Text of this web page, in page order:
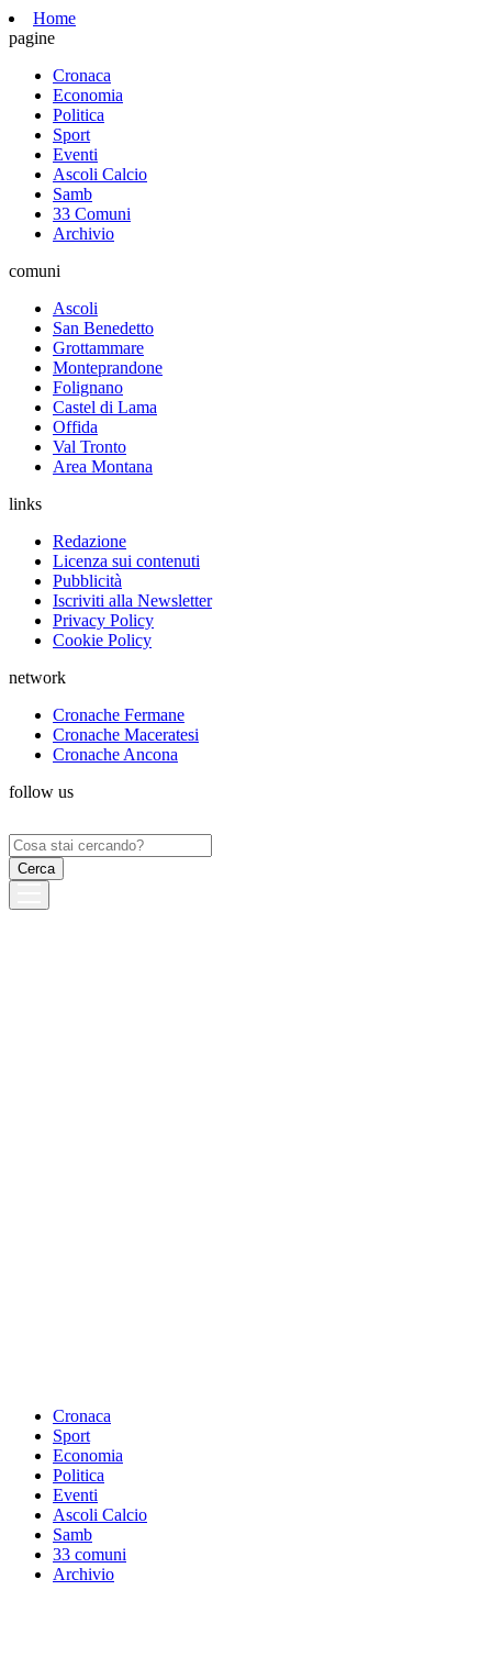
Home
pagine
Cronaca
Economia
Politica
Sport
Eventi
Ascoli Calcio
Samb
33 Comuni
Archivio
comuni
Ascoli
San Benedetto
Grottammare
Monteprandone
Folignano
Castel di Lama
Offida
Val Tronto
Area Montana
links
Redazione
Licenza sui contenuti
Pubblicità
Iscriviti alla Newsletter
Privacy Policy
Cookie Policy
network
Cronache Fermane
Cronache Maceratesi
Cronache Ancona
follow us
Ricerca
per:
Cronaca
Sport
Economia
Politica
Eventi
Ascoli Calcio
Samb
33 comuni
Archivio